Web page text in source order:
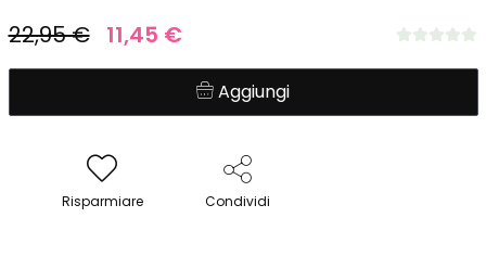
22,95 € 11,45 €
Aggiungi
Risparmiare Condividi